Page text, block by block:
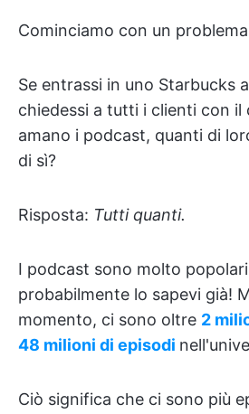
Cominciamo con un
Se entrassi in uno Starbucks
chiedessi a tutti i clienti con il
amano i podcast, quanti di
di sì?
Risposta: Tutti quanti.
I podcast sono molto
probabilmente lo sapevi già!
momento, ci sono oltre 2
48 milioni di episodi
Ciò significa che ci sono più